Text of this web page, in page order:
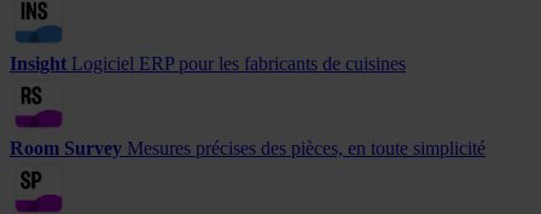
Insight Logiciel ERP pour les fabricants de cuisines
Room Survey Mesures précises des pièces, en toute simplicité